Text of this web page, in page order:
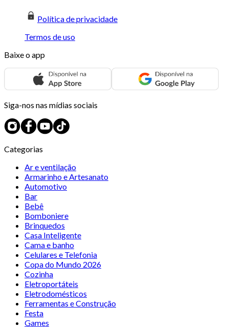
Política de privacidade
Termos de uso
Baixe o app
Siga-nos nas mídias sociais
Categorias
Ar e ventilação
Armarinho e Artesanato
Automotivo
Bar
Bebê
Bomboniere
Brinquedos
Casa Inteligente
Cama e banho
Celulares e Telefonia
Copa do Mundo 2026
Cozinha
Eletroportáteis
Eletrodomésticos
Ferramentas e Construção
Festa
Games